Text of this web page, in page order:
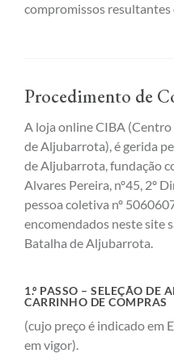
compromissos resultantes
Procedimento de
A loja online CIBA
de Aljubarrota), é gerida
de Aljubarrota, fundação
Alvares Pereira, nº45, 2º
pessoa coletiva nº
encomendados neste site
Batalha de Aljubarrota.
1.º PASSO – SELEÇÃO DE
CARRINHO DE COMPRAS
(cujo preço é indicado em
em vigor).